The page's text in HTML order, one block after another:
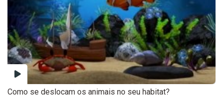
Como se deslocam os animais no seu habitat?